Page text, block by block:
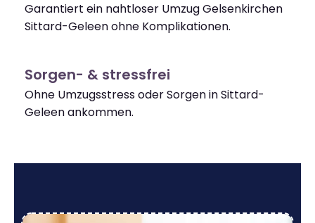
Garantiert ein nahtloser Umzug Gelsenkirchen
Sittard-Geleen ohne Komplikationen.
Sorgen- & stressfrei
Ohne Umzugsstress oder Sorgen in Sittard-
Geleen ankommen.